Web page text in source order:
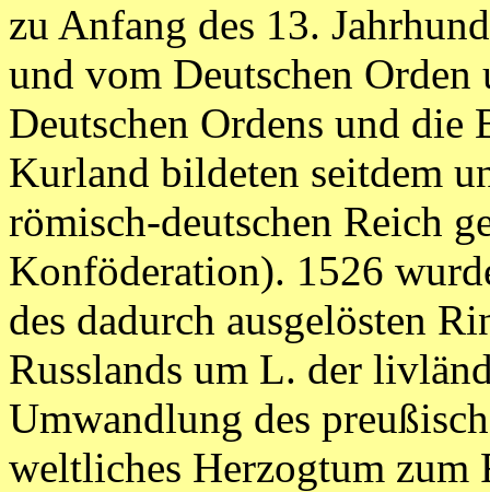
zu Anfang des 13.
und vom Deutschen
Deutschen Ordens und
Kurland bildeten seitdem
römisch-deutschen Reich
Konföderation). 1526
des dadurch ausgelösten
Russlands um L. der
Umwandlung des
weltliches Herzogtum zum